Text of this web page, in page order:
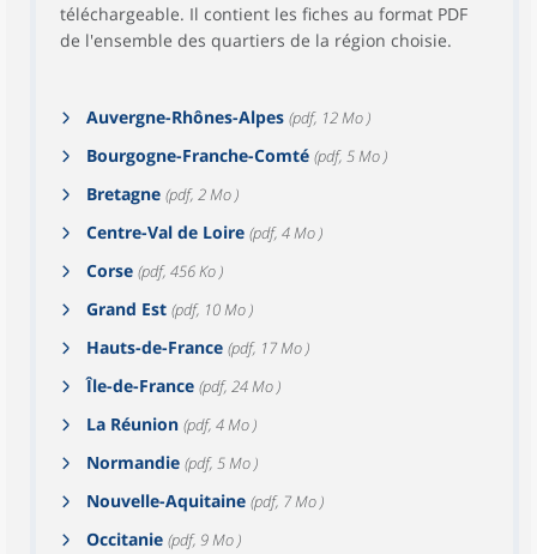
téléchargeable. Il contient les fiches au format PDF
de l'ensemble des quartiers de la région choisie.
Auvergne-Rhônes-Alpes (pdf, 12 Mo )
Bourgogne-Franche-Comté (pdf, 5 Mo )
Bretagne (pdf, 2 Mo )
Centre-Val de Loire (pdf, 4 Mo )
Corse (pdf, 456 Ko )
Grand Est (pdf, 10 Mo )
Hauts-de-France (pdf, 17 Mo )
Île-de-France (pdf, 24 Mo )
La Réunion (pdf, 4 Mo )
Normandie (pdf, 5 Mo )
Nouvelle-Aquitaine (pdf, 7 Mo )
Occitanie (pdf, 9 Mo )